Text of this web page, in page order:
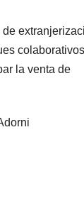
la venta de